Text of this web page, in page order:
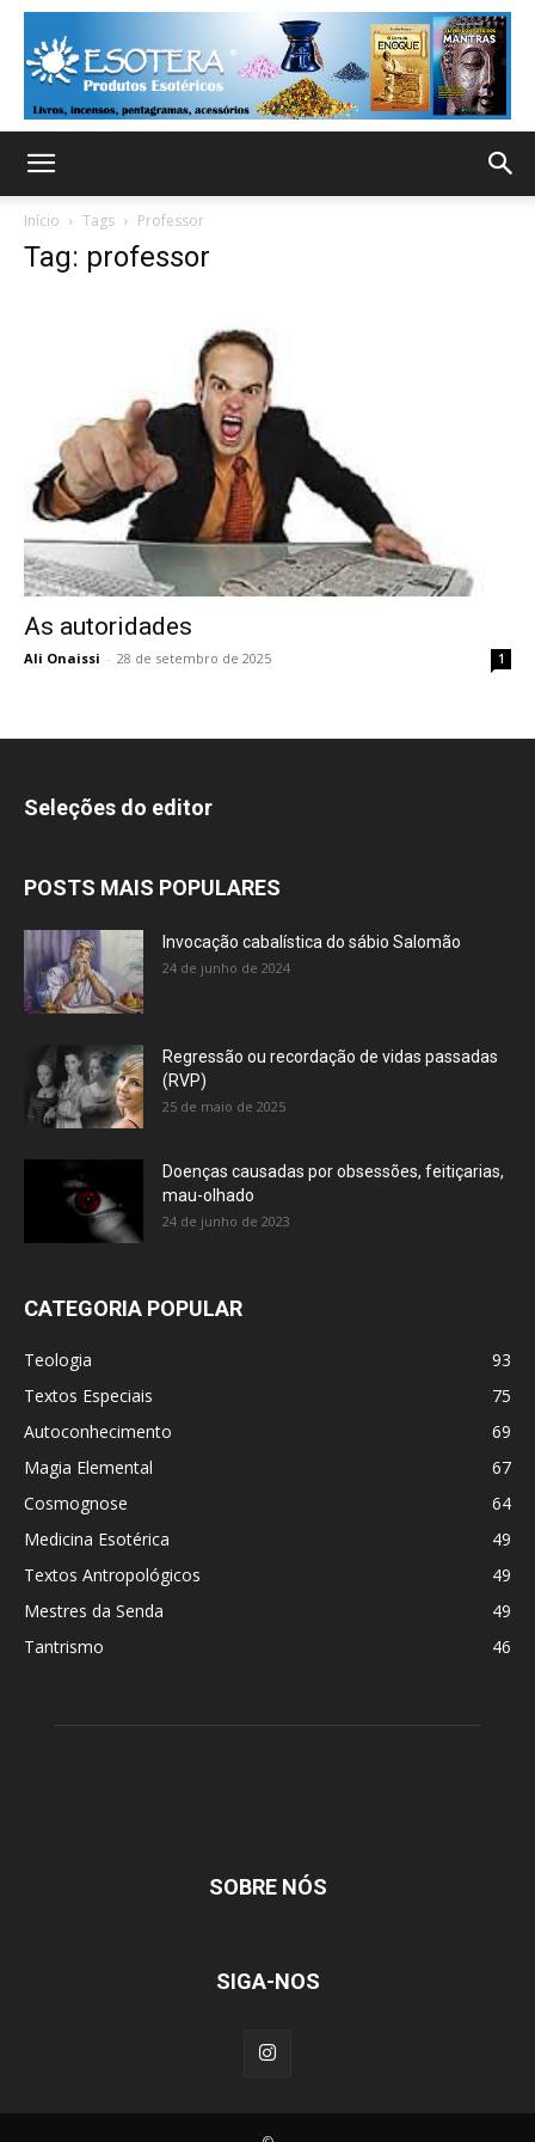
Início Tags Professor
Tag: professor
As autoridades
Ali Onaissi - 28 de setembro de 2025 1
Seleções do editor
POSTS MAIS POPULARES
Invocação cabalística do sábio Salomão
24 de junho de 2024
Regressão ou recordação de vidas passadas
(RVP)
25 de maio de 2025
Doenças causadas por obsessões, feitiçarias,
mau-olhado
24 de junho de 2023
CATEGORIA POPULAR
Teologia
93
Textos Especiais
75
Autoconhecimento
69
Magia Elemental
67
Cosmognose
64
Medicina Esotérica
49
Textos Antropológicos
49
Mestres da Senda
49
Tantrismo
46
SOBRE NÓS
SIGA-NOS